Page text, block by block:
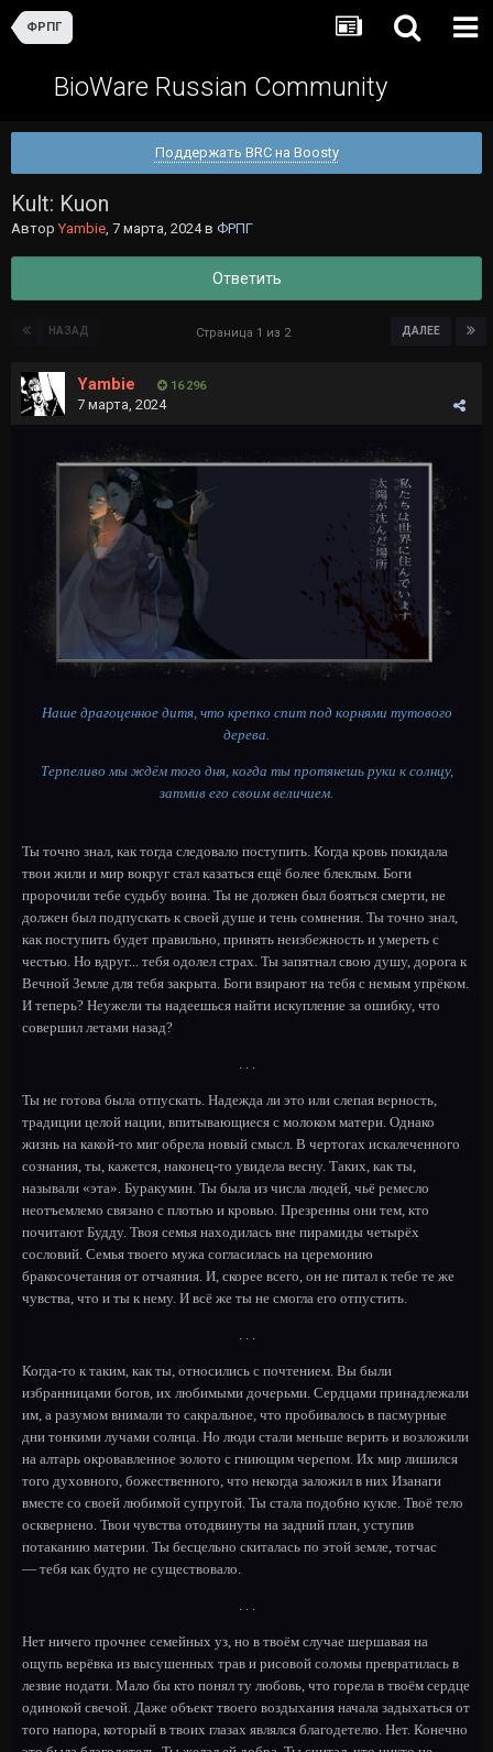
ФРПГ
BioWare Russian Community
Поддержать BRC на Boosty
Kult: Kuon
АвторYambie, 7 марта, 2024в ФРПГ
Ответить
НАЗАД ДАЛЕЕ
Страница 1 из 2
Yambie 16 296
7 марта, 2024
Наше драгоценное дитя, что крепко спит под корнями тутового
дерева.
Терпеливо мы ждём того дня, когда ты протянешь руки к солнцу,
затмив его своим величием.
Ты точно знал, как тогда следовало поступить. Когда кровь покидала
твои жили и мир вокруг стал казаться ещё более блеклым. Боги
пророчили тебе судьбу воина. Ты не должен был бояться смерти, не
должен был подпускать к своей душе и тень сомнения. Ты точно знал,
как поступить будет правильно, принять неизбежность и умереть с
честью. Но вдруг... тебя одолел страх. Ты запятнал свою душу, дорога к
Вечной Земле для тебя закрыта. Боги взирают на тебя с немым упрёком.
И теперь? Неужели ты надеешься найти искупление за ошибку, что
совершил летами назад?
. . .
Ты не готова была отпускать. Надежда ли это или слепая верность,
традиции целой нации, впитывающиеся с молоком матери. Однако
жизнь на какой-то миг обрела новый смысл. В чертогах искалеченного
сознания, ты, кажется, наконец-то увидела весну. Таких, как ты,
называли «эта». Буракумин. Ты была из числа людей, чьё ремесло
неотъемлемо связано с плотью и кровью. Презренны они тем, кто
почитают Будду. Твоя семья находилась вне пирамиды четырёх
сословий. Семья твоего мужа согласилась на церемонию
бракосочетания от отчаяния. И, скорее всего, он не питал к тебе те же
чувства, что и ты к нему. И всё же ты не смогла его отпустить.
. . .
Когда-то к таким, как ты, относились с почтением. Вы были
избранницами богов, их любимыми дочерьми. Сердцами принадлежали
им, а разумом внимали то сакральное, что пробивалось в пасмурные
дни тонкими лучами солнца. Но люди стали меньше верить и возложили
на алтарь окровавленное золото с гниющим черепом. Их мир лишился
того духовного, божественного, что некогда заложил в них Изанаги
вместе со своей любимой супругой. Ты стала подобно кукле. Твоё тело
осквернено. Твои чувства отодвинуты на задний план, уступив
потаканию материи. Ты бесцельно скиталась по этой земле, тотчас
— тебя как будто не существовало.
. . .
Нет ничего прочнее семейных уз, но в твоём случае шершавая на
ощупь верёвка из высушенных трав и рисовой соломы превратилась в
лезвие нодати. Мало бы кто понял ту любовь, что горела в твоём сердце
одинокой свечой. Даже объект твоего воздыхания начала задыхаться от
того напора, который в твоих глазах являлся благодетелю. Нет. Конечно